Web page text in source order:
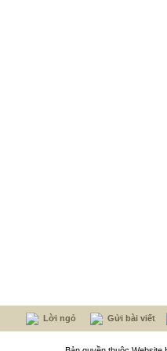
Lời ngỏ Gửi bài viết